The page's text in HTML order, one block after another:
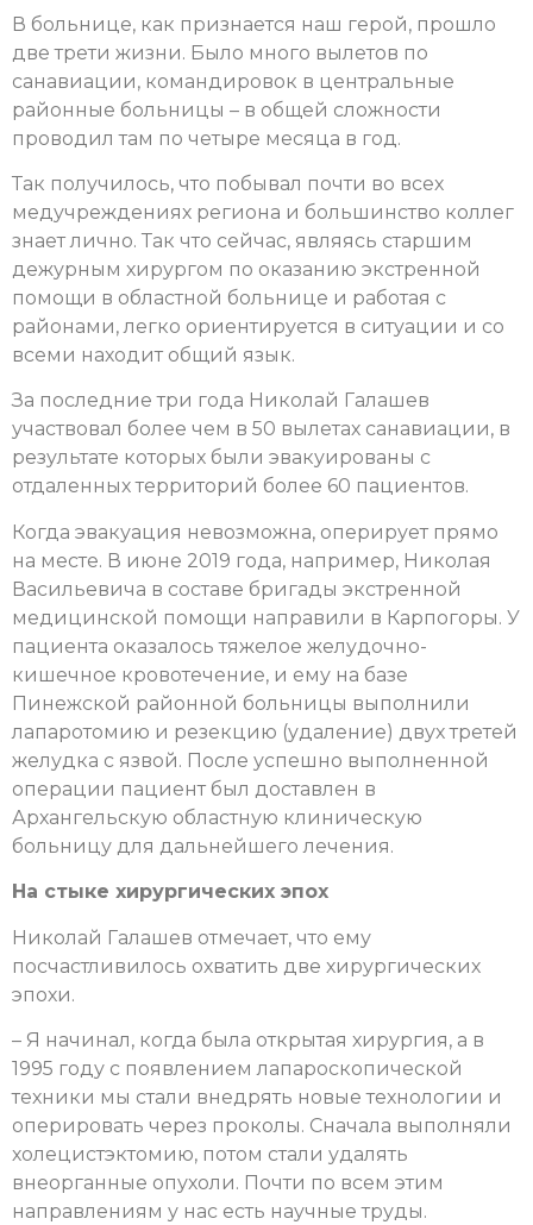
В больнице, как признается наш герой, прошло
две трети жизни. Было много вылетов по
санавиации, командировок в центральные
районные больницы – в общей сложности
проводил там по четыре месяца в год.
Так получилось, что побывал почти во всех
медучреждениях региона и большинство коллег
знает лично. Так что сейчас, являясь старшим
дежурным хирургом по оказанию экстренной
помощи в областной больнице и работая с
районами, легко ориентируется в ситуации и со
всеми находит общий язык.
За последние три года Николай Галашев
участвовал более чем в 50 вылетах санавиации, в
результате которых были эвакуированы с
отдаленных территорий более 60 пациентов.
Когда эвакуация невозможна, оперирует прямо
на месте. В июне 2019 года, например, Николая
Васильевича в составе бригады экстренной
медицинской помощи направили в Карпогоры. У
пациента оказалось тяжелое желудочно-
кишечное кровотечение, и ему на базе
Пинежской районной больницы выполнили
лапаротомию и резекцию (удаление) двух третей
желудка с язвой. После успешно выполненной
операции пациент был доставлен в
Архангельскую областную клиническую
больницу для дальнейшего лечения.
На стыке хирургических эпох
Николай Галашев отмечает, что ему
посчастливилось охватить две хирургических
эпохи.
– Я начинал, когда была открытая хирургия, а в
1995 году с появлением лапароскопической
техники мы стали внедрять новые технологии и
оперировать через проколы. Сначала выполняли
холецистэктомию, потом стали удалять
внеорганные опухоли. Почти по всем этим
направлениям у нас есть научные труды.